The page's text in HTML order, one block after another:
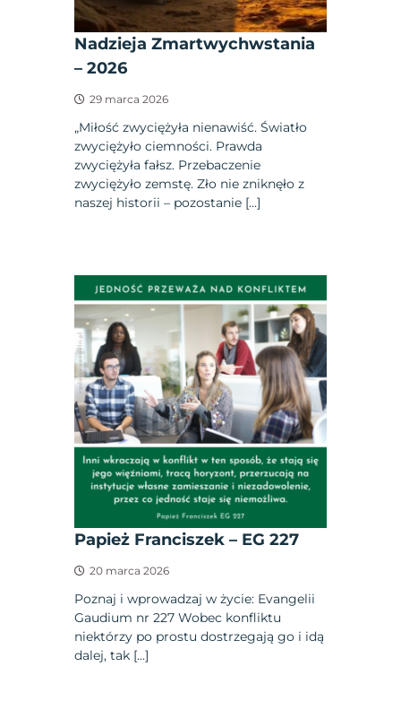
Nadzieja Zmartwychwstania
– 2026
29 marca 2026
„Miłość zwyciężyła nienawiść. Światło
zwyciężyło ciemności. Prawda
zwyciężyła fałsz. Przebaczenie
zwyciężyło zemstę. Zło nie zniknęło z
naszej historii – pozostanie […]
Papież Franciszek – EG 227
20 marca 2026
Poznaj i wprowadzaj w życie: Evangelii
Gaudium nr 227 Wobec konfliktu
niektórzy po prostu dostrzegają go i idą
dalej, tak […]